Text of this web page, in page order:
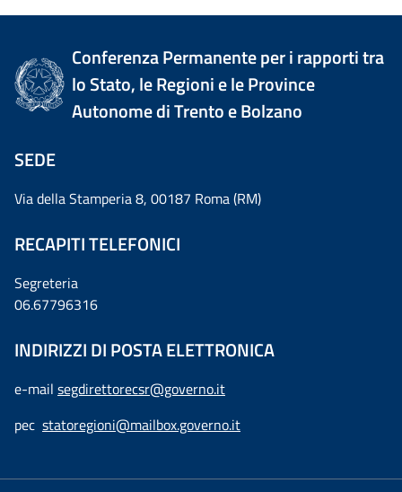
Conferenza Permanente per i rapporti tra
lo Stato, le Regioni e le Province
Autonome di Trento e Bolzano
SEDE
Via della Stamperia 8, 00187 Roma (RM)
RECAPITI TELEFONICI
Segreteria
06.67796316
INDIRIZZI DI POSTA ELETTRONICA
e-mail segdirettorecsr@governo.it
pec statoregioni@mailbox.governo.it